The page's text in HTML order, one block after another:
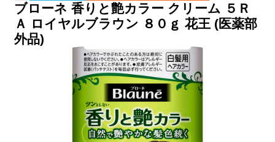
ブローネ 香りと艶カラー クリーム ５Ｒ
Ａ ロイヤルブラウン ８０ｇ 花王 (医薬部
外品)